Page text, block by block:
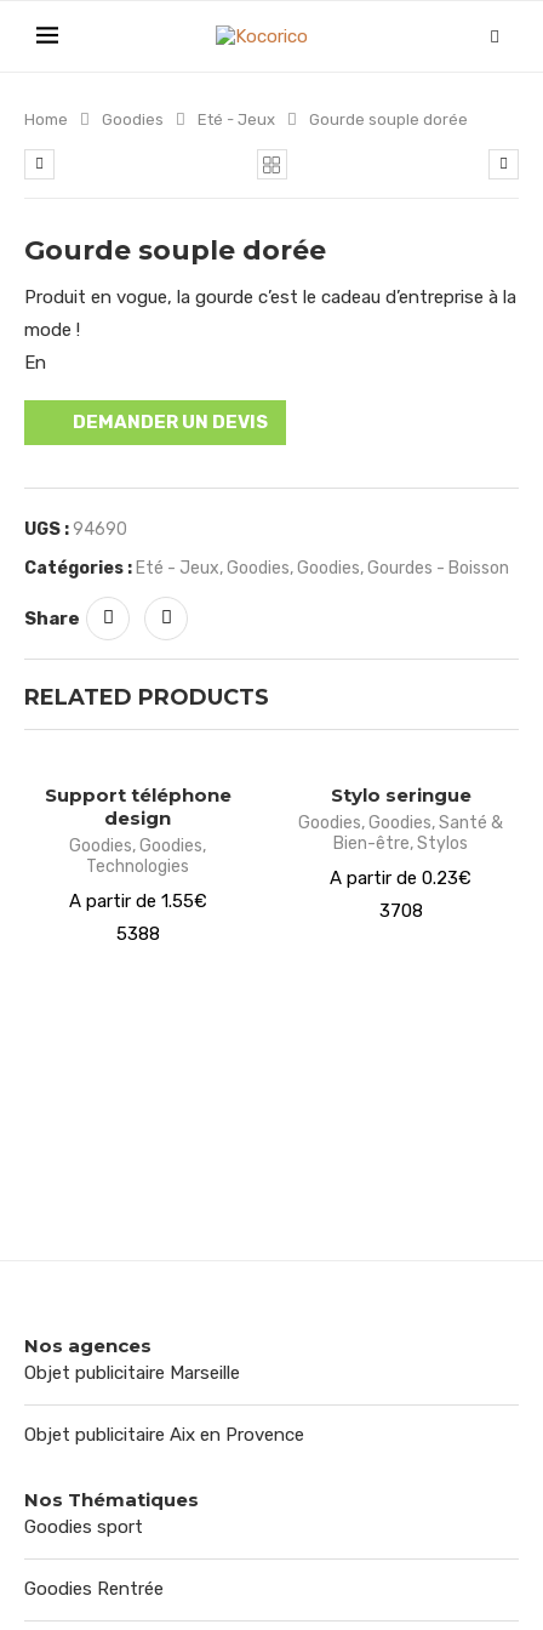
Home Goodies Eté - Jeux Gourde souple dorée
Gourde souple dorée
Produit en vogue, la gourde c’est le cadeau d’entreprise à la
mode !
En
DEMANDER UN DEVIS
UGS :94690
Catégories : Eté - Jeux,Goodies,Goodies,Gourdes - Boisson
Share
RELATED PRODUCTS
Support téléphone
design
Goodies,Goodies,
Technologies
A partir de 1.55€
5388
Stylo seringue
Goodies,Goodies,Santé &
Bien-être,Stylos
A partir de 0.23€
3708
Nos agences
Objet publicitaire Marseille
Objet publicitaire Aix en Provence
Nos Thématiques
Goodies sport
Goodies Rentrée